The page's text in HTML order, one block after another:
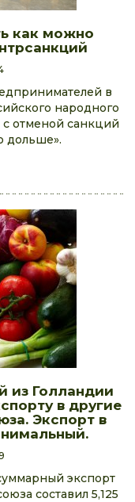
как можно
в
народного
отменой санкций
дольше».
из Голландии
в другие
Экспорт в
экспорт
составил 5,125